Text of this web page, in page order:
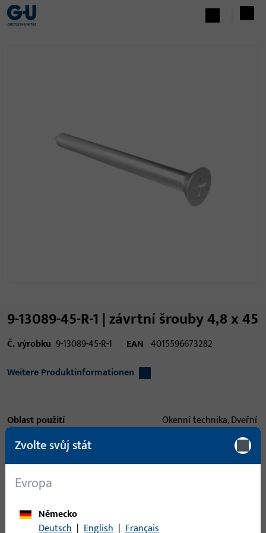
9-13089-45-R-1 | závrtní šrouby 4,8 x 45
Č. výrobku 9-13089-45-R-1 EAN 4015596673282
Weitere Produktinformationen
Oblast použití
Okenní technika, Dveřní
Zvolte svůj stát
Evropa
Německo
Deutsch | English | Français